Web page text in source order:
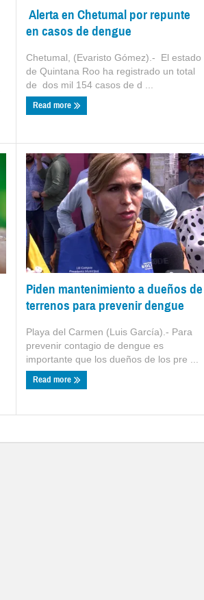
Alerta en Chetumal por repunte
en casos de dengue
Chetumal, (Evaristo Gómez).- El estado
de Quintana Roo ha registrado un total
de dos mil 154 casos de d ...
Read more
Piden mantenimiento a dueños de
terrenos para prevenir dengue
Playa del Carmen (Luis García).- Para
prevenir contagio de dengue es
importante que los dueños de los pre ...
Read more